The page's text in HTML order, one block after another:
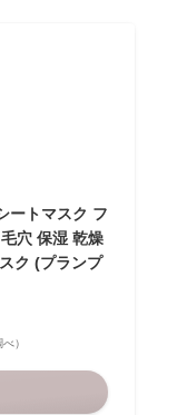
ートマスク フ
穴 保湿 乾燥
ク (プランプ
）